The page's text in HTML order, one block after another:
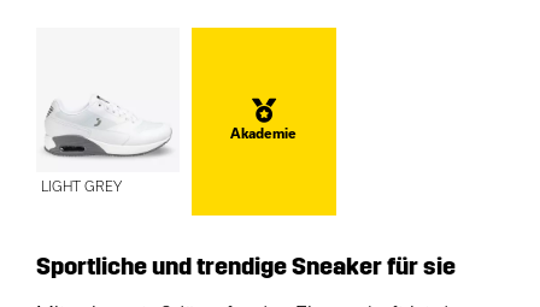
LIGHT GREY
Akademie
Sportliche und trendige Sneaker für sie